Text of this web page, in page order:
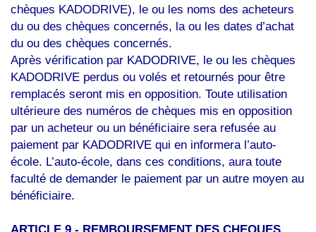
chèques KADODRIVE), le ou les noms des acheteurs
du ou des chèques concernés, la ou les dates d’achat
du ou des chèques concernés.
Après vérification par KADODRIVE, le ou les chèques
KADODRIVE perdus ou volés et retournés pour être
remplacés seront mis en opposition. Toute utilisation
ultérieure des numéros de chèques mis en opposition
par un acheteur ou un bénéficiaire sera refusée au
paiement par KADODRIVE qui en informera l’auto-
école. L’auto-école, dans ces conditions, aura toute
faculté de demander le paiement par un autre moyen au
bénéficiaire.